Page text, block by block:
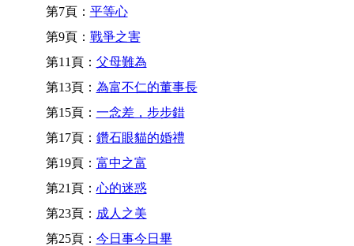
第7頁： 平等心
第9頁： 戰爭之害
第11頁： 父母難為
第13頁： 為富不仁的董事長
第15頁： 一念差，步步錯
第17頁： 鑽石眼貓的婚禮
第19頁： 富中之富
第21頁： 心的迷惑
第23頁： 成人之美
第25頁： 今日事今日畢